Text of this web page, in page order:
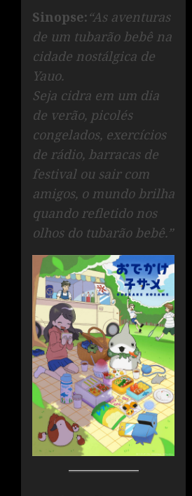
Sinopse: “As aventuras
de um tubarão bebê na
cidade nostálgica de
Yauo.
Seja cidra em um dia
de verão, picolés
congelados, exercícios
de rádio, barracas de
festival ou sair com
amigos, o mundo brilha
quando refletido nos
olhos do tubarão bebê.”